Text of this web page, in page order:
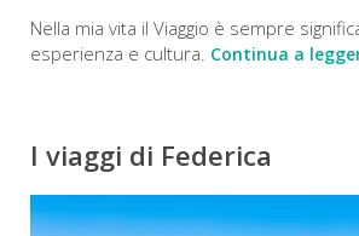
Nella mia vita il Viaggio è sempre
esperienza e cultura. Continua a
I viaggi di Federica